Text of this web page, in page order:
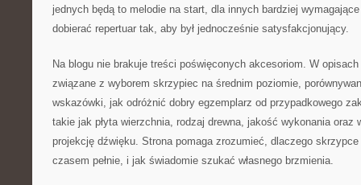
jednych będą to melodie na start, dla innych bardziej
dobierać repertuar tak, aby był jednocześnie satysfakcjonujący.
Na blogu nie brakuje treści poświęconych akcesoriom. W
związane z wyborem skrzypiec na średnim poziomie,
wskazówki, jak odróżnić dobry egzemplarz od przypadkowego
takie jak płyta wierzchnia, rodzaj drewna, jakość wykonania oraz
projekcję dźwięku. Strona pomaga zrozumieć, dlaczego
czasem pełnie, i jak świadomie szukać własnego brzmienia.